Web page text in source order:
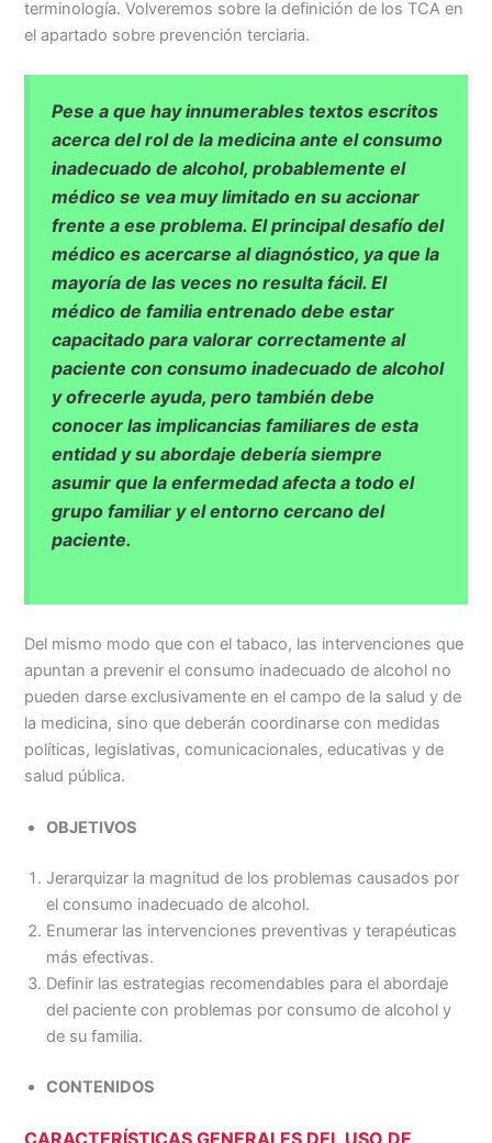
terminología. Volveremos sobre la definición de los TCA en
el apartado sobre prevención terciaria.
Pese a que hay innumerables textos escritos
acerca del rol de la medicina ante el consumo
inadecuado de alcohol, probablemente el
médico se vea muy limitado en su accionar
frente a ese problema. El principal desafío del
médico es acercarse al diagnóstico, ya que la
mayoría de las veces no resulta fácil. El
médico de familia entrenado debe estar
capacitado para valorar correctamente al
paciente con consumo inadecuado de alcohol
y ofrecerle ayuda, pero también debe
conocer las implicancias familiares de esta
entidad y su abordaje debería siempre
asumir que la enfermedad afecta a todo el
grupo familiar y el entorno cercano del
paciente.
Del mismo modo que con el tabaco, las intervenciones que
apuntan a prevenir el consumo inadecuado de alcohol no
pueden darse exclusivamente en el campo de la salud y de
la medicina, sino que deberán coordinarse con medidas
políticas, legislativas, comunicacionales, educativas y de
salud pública.
OBJETIVOS
Jerarquizar la magnitud de los problemas causados por
el consumo inadecuado de alcohol.
Enumerar las intervenciones preventivas y terapéuticas
más efectivas.
Definir las estrategias recomendables para el abordaje
del paciente con problemas por consumo de alcohol y
de su familia.
CONTENIDOS
CARACTERÍSTICAS GENERALES DEL USO DE